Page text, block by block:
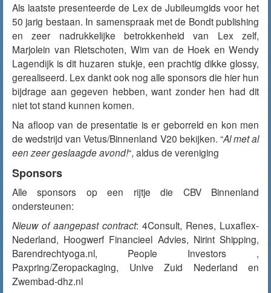
Als laatste presenteerde de Lex de Jubileumgids voor het
50 jarig bestaan. In samenspraak met de Bondt publishing
en zeer nadrukkelijke betrokkenheid van Lex zelf,
Marjolein van Rietschoten, Wim van de Hoek en Wendy
Lagendijk is dit huzaren stukje, een prachtig dikke glossy,
gerealiseerd. Lex dankt ook nog alle sponsors die hier hun
bijdrage aan gegeven hebben, want zonder hen had dit
niet tot stand kunnen komen.
Na afloop van de presentatie is er geborreld en kon men
de wedstrijd van Vetus/Binnenland V20 bekijken. “Al met al
een zeer geslaagde avond!“, aldus de vereniging
Sponsors
Alle sponsors op een rijtje die CBV Binnenland
ondersteunen:
Nieuw of aangepast contract: 4Consult, Renes, Luxaflex-
Nederland, Hoogwerf Financieel Advies, Nirint Shipping,
Barendrechtyoga.nl, People Investors ,
Paxpring/Zeropackaging, Unive Zuid Nederland en
Zwembad-dhz.nl